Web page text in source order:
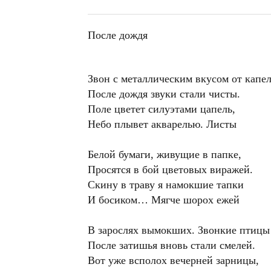
После дождя
Звон с металлическим вкусом от
После дождя звуки стали чисты.
Поле цветет силуэтами цапель,
Небо плывет акварелью. Листы
Белой бумаги, живущие в папке,
Просятся в бой цветовых виражей.
Скину в траву я намокшие тапки
И босиком… Мягче шорох ежей
В зарослях вымокших. Звонкие птицы
После затишья вновь стали смелей.
Вот уже всполох вечерней зарницы,